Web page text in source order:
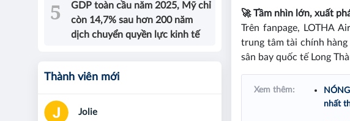
🚀 Tầm nhìn lớn, xuất
Trên fanpage, LOTHA
trung tâm tài chính
sân bay quốc tế Long
Xem thêm:
nhất
GDP toàn cầu năm 2025, Mỹ chỉ
còn 14,7% sau hơn 200 năm
dịch chuyển quyền lực kinh tế
Thành viên mới
Jolie